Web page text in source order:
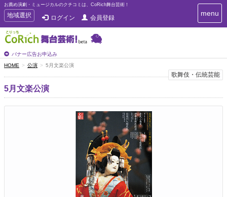
お薦め演劇・ミュージカルのクチコミは、CoRich舞台芸術！
T
o
g
g
e
n
a
v
i
地域選択 ログイン 会員登録
バナー広告お申込み
T
o
n
i
menu
HOME 公演 5月文楽公演
歌舞伎・伝統芸能
5月文楽公演